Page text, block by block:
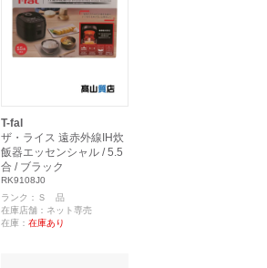
T-fal
ザ・ライス 遠赤外線IH炊
飯器エッセンシャル / 5.5
合 / ブラック
RK9108J0
ランク：Ｓ 品
在庫店舗：ネット専売
在庫： 在庫あり